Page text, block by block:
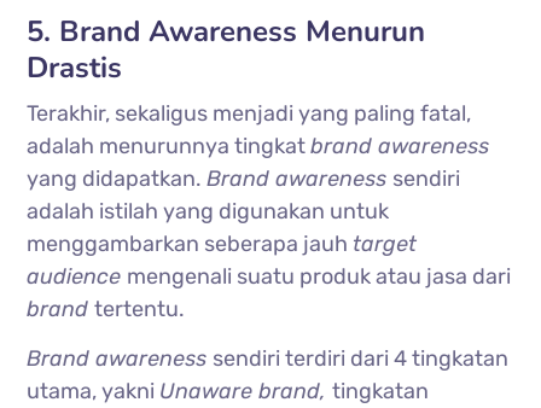
5. Brand Awareness Menurun
Drastis
Terakhir, sekaligus menjadi yang paling fatal,
adalah menurunnya tingkatbrand awareness
yang didapatkan.Brand awareness sendiri
adalah istilah yang digunakan untuk
menggambarkan seberapa jauh target
audience mengenali suatu produk atau jasa dari
brandtertentu.
Brand awareness sendiri terdiri dari 4 tingkatan
utama, yakni Unaware brand,tingkatan